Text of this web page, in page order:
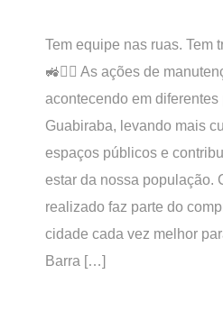
Tem equipe nas ruas. Tem
🚜👷‍♂️ As ações de
acontecendo em diferentes
Guabiraba, levando mais
espaços públicos e
estar da nossa população.
realizado faz parte do
cidade cada vez melhor
Barra […]